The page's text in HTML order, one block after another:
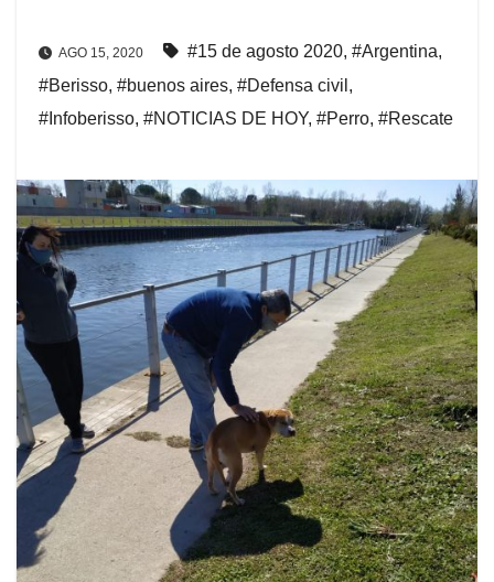
AGO 15, 2020 #15 de agosto 2020, #Argentina,
#Berisso, #buenos aires, #Defensa civil ,
#Infoberisso, #NOTICIAS DE HOY, #Perro, #Rescate